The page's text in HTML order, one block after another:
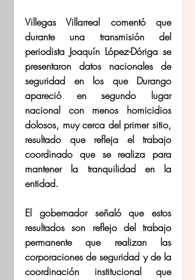
Villegas Villarreal comentó que
durante una transmisión del
periodista Joaquín López-Dóriga se
presentaron datos nacionales de
seguridad en los que Durango
apareció en segundo lugar
nacional con menos homicidios
dolosos, muy cerca del primer sitio,
resultado que refleja el trabajo
coordinado que se realiza para
mantener la tranquilidad en la
entidad.
El gobernador señaló que estos
resultados son reflejo del trabajo
permanente que realizan las
corporaciones de seguridad y de la
coordinación institucional que